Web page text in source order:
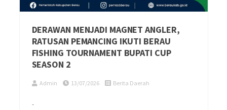
DERAWAN MENJADI MAGNET ANGLER,
RATUSAN PEMANCING IKUTI BERAU
FISHING TOURNAMENT BUPATI CUP
SEASON 2
Admin 13/07/2026 Berita Daerah
-